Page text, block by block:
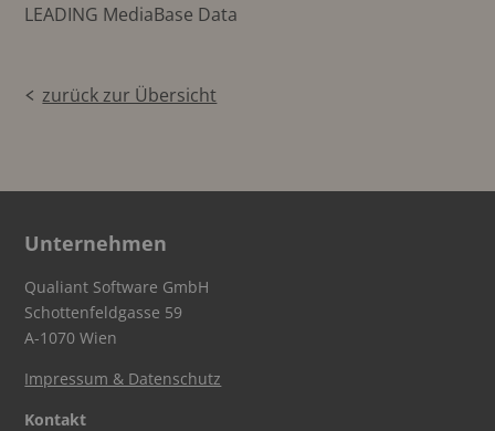
LEADING MediaBase Data
zurück zur Übersicht
Unternehmen
Qualiant Software GmbH
Schottenfeldgasse 59
A-1070 Wien
Impressum & Datenschutz
Kontakt